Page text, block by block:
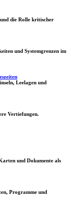
die Rolle kritischer
und Systemgrenzen im
Leelagen und
Vertiefungen.
und Dokumente als
Programme und